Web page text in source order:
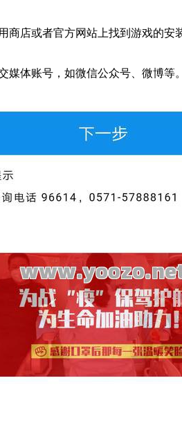
或者官方网站上找到游戏的安
账号，如微信公众号、微博等